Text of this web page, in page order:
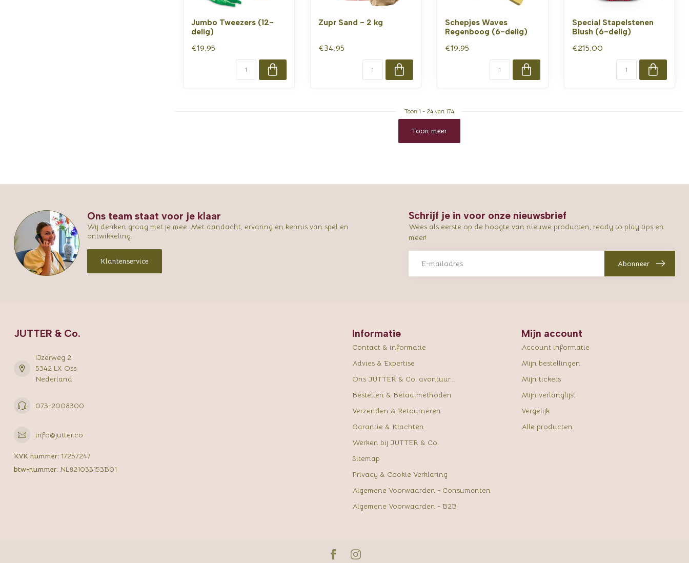
Jumbo Tweezers (12-
delig)
€19,95
Zupr Sand - 2 kg
€34,95
Schepjes Waves
Regenboog (6-delig)
€19,95
Special Stapelstenen
Blush (6-delig)
€215,00
Toon 1 - 24van 174
Toon meer
Ons team staat voor je klaar
Wij denken graag met je mee. Met aandacht, ervaring en kennis van spel en
ontwikkeling.
Klantenservice
Schrijf je in voor onze nieuwsbrief
Wees als eerste op de hoogte van nieuwe producten, ready to play tips en
meer!
Abonneer
JUTTER & Co.
IJzerweg 2
5342 LX Oss
Nederland
073-2008300
info@jutter.co
KVK nummer: 17257247
btw-nummer: NL821033153B01
Informatie
Contact & informatie
Advies & Expertise
Ons JUTTER & Co. avontuur...
Bestellen & Betaalmethoden
Verzenden & Retourneren
Garantie & Klachten
Werken bij JUTTER & Co.
Sitemap
Privacy & Cookie Verklaring
Algemene Voorwaarden - Consumenten
Algemene Voorwaarden - B2B
Mijn account
Account informatie
Mijn bestellingen
Mijn tickets
Mijn verlanglijst
Vergelijk
Alle producten